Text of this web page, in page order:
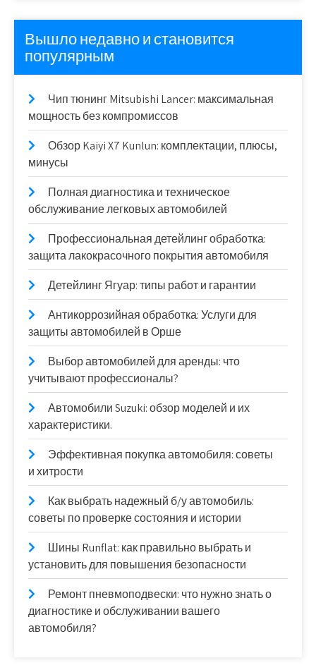
Вышло недавно и становится
популярным
Чип тюнинг Mitsubishi Lancer: максимальная
мощность без компромиссов
Обзор Kaiyi X7 Kunlun: комплектации, плюсы,
минусы
Полная диагностика и техническое
обслуживание легковых автомобилей
Профессиональная детейлинг обработка:
защита лакокрасочного покрытия автомобиля
Детейлинг Ягуар: типы работ и гарантии
Антикоррозийная обработка: Услуги для
защиты автомобилей в Орше
Выбор автомобилей для аренды: что
учитывают профессионалы?
Автомобили Suzuki: обзор моделей и их
характеристики.
Эффективная покупка автомобиля: советы
и хитрости
Как выбрать надежный б/у автомобиль:
советы по проверке состояния и истории
Шины Runflat: как правильно выбрать и
установить для повышения безопасности
Ремонт пневмоподвески: что нужно знать о
диагностике и обслуживании вашего
автомобиля?